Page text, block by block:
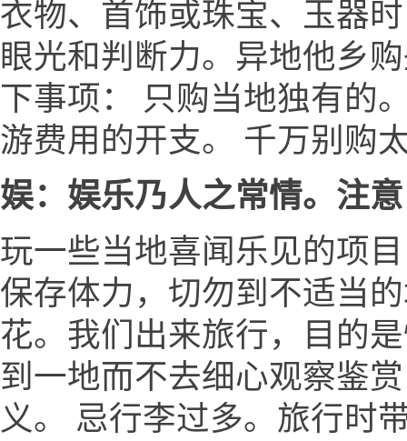
衣物、首饰或珠宝、玉器
眼光和判断力。异地他乡
下事项： 只购当地独有的
游费用的开支。 千万别购
娱：娱乐乃人之常情。注
玩一些当地喜闻乐见的项
保存体力，切勿到不适当
花。我们出来旅行，目的
到一地而不去细心观察鉴
义。 忌行李过多。旅行时